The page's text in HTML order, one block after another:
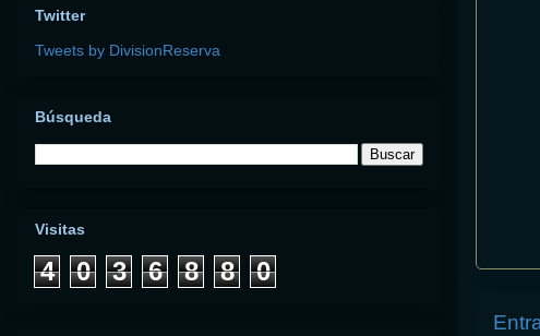
Twitter
Tweets by DivisionReserva
Búsqueda
Visitas
4 0 3 6 8 8 0